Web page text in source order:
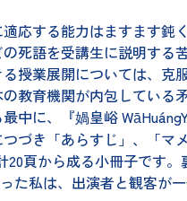
応する能力はますます鈍
死語を受講生に説明する
授業展開については、克
教育機関が内包している
に、『媧皇峪
き「あらすじ」、「マ
頁から成る小冊子です
た私は、出演者と観客が